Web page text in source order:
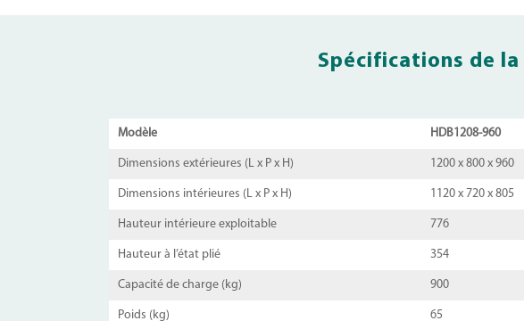
Spécifications de
Modèle HDB1208-960
Dimensions extérieures (L x P x H) 1200 x 800 x 960
Dimensions intérieures (L x P x H) 1120 x 720 x 805
Hauteur intérieure exploitable 776
Hauteur à l’état plié 354
Capacité de charge (kg) 900
Poids (kg) 65